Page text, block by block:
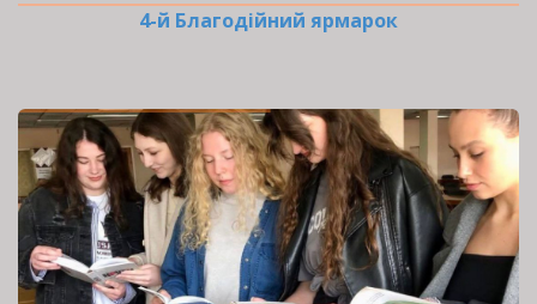
4-й Благодійний ярмарок